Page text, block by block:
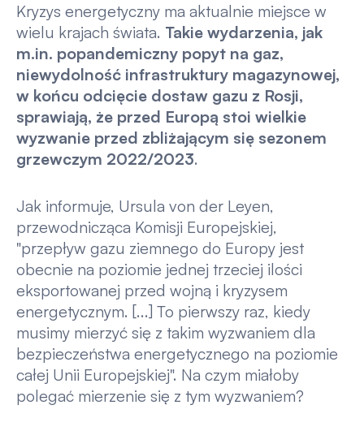
Kryzys energetyczny ma aktualnie miejsce w
wielu krajach świata. Takie wydarzenia, jak
m.in. popandemiczny popyt na gaz,
niewydolność infrastruktury magazynowej,
w końcu odcięcie dostaw gazu z Rosji,
sprawiają, że przed Europą stoi wielkie
wyzwanie przed zbliżającym się sezonem
grzewczym 2022/2023.
Jak informuje, Ursula von der Leyen,
przewodnicząca Komisji Europejskiej,
"przepływ gazu ziemnego do Europy jest
obecnie na poziomie jednej trzeciej ilości
eksportowanej przed wojną i kryzysem
energetycznym. [...] To pierwszy raz, kiedy
musimy mierzyć się z takim wyzwaniem dla
bezpieczeństwa energetycznego na poziomie
całej Unii Europejskiej". Na czym miałoby
polegać mierzenie się z tym wyzwaniem?